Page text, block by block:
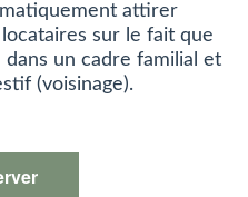
attirer
sur le fait que
un cadre familial et
(voisinage).